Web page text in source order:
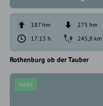
187 hm
275 hm
17:15 h
245,8 km
Rothenburg ob der Tauber
leicht